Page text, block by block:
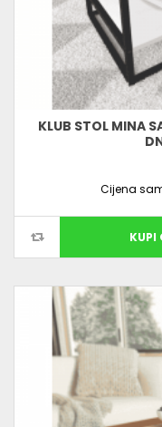
KLUB STOL MINA
Cijena
KUPI